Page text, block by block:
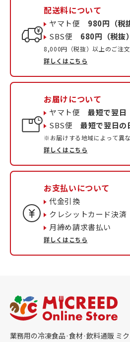
配送料について
ヤマト便 980円（税
SBS便 680円（税抜）
8,000円（税抜）以上のご注
詳しくはこちら
お届けについて
ヤマト便最短で翌日
SBS便最短で翌日の
※お届けする地域によって異な
詳しくはこちら
お支払いについて
代金引換
クレシットカード決済
月締め請求書払い
詳しくはこちら
業務用の冷凍食品·食材·飲料通販 ミ